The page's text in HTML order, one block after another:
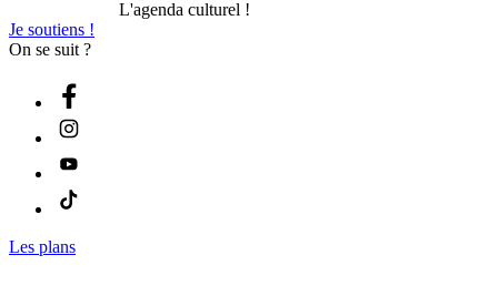
L'agenda culturel !
Je soutiens !
On se suit ?
Les plans